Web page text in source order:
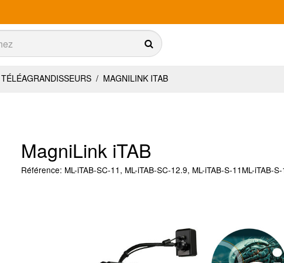
TÉLÉAGRANDISSEURS / MAGNILINK ITAB
MagniLink iTAB
Référence: ML-iTAB-SC-11, ML-iTAB-SC-12.9, ML-iTAB-S-11ML-iTAB-